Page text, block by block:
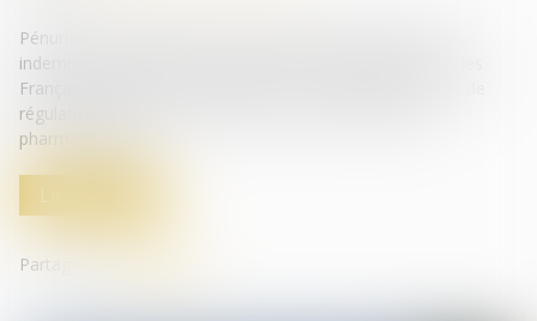
Pénuries de médicaments, opacité sur la fixation des prix,
indemnisation des victimes d’accidents médicamenteux : les
Français attendent de l’Europe plus de transparence, plus de
régulation et plus de coercition vis-à-vis de l’industrie
pharmaceutique...
Lire la suite
Partager sur